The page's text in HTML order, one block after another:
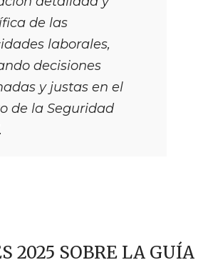
de las
laborales,
decisiones
y justas en el
de la Seguridad
2025 SOBRE LA GUÍA